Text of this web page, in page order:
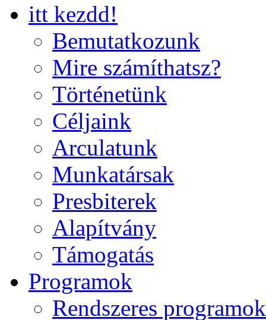
itt kezdd!
Bemutatkozunk
Mire számíthatsz?
Történetünk
Céljaink
Arculatunk
Munkatársak
Presbiterek
Alapítvány
Támogatás
Programok
Rendszeres programok